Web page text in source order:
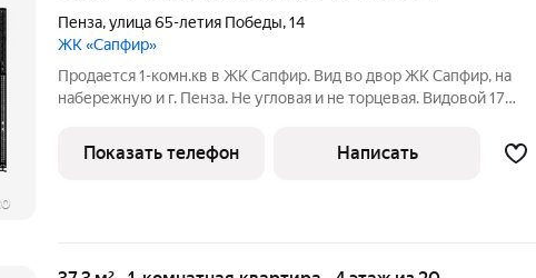
Пенза,улица 65-летия Победы,14
ЖК «Сапфир»
Продается 1-комн.кв в ЖК Сапфир. Вид во двор ЖК Сапфир, на
набережную и г. Пенза. Не угловая и не торцевая. Видовой 17
(секции 3,4) 25.05.2026г. Подходит только под базовую ипотеку
Показать телефон Написать